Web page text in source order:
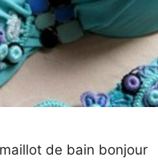
de bain bonjour